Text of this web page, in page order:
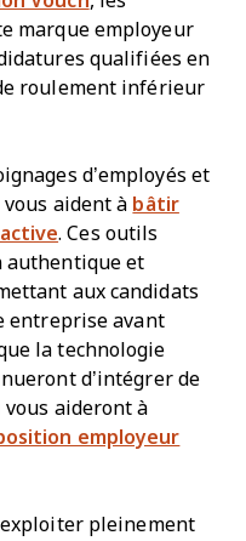
marque employeur
qualifiées en
roulement inférieur
d’employés et
vous aident à bâtir
. Ces outils
authentique et
aux candidats
entreprise avant
la technologie
d’intégrer de
aideront à
employeur
pleinement